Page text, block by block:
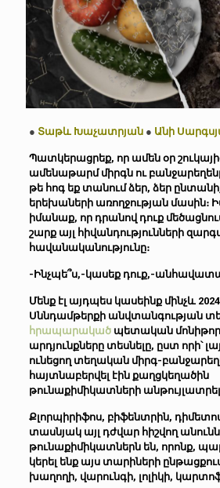
● Տաթև Խաչատրյան ● Անի
Պատկերացրեք, որ ամեն օր
ամենաթարմ միրգն ու
թե հոգ եք տանում ձեր, ձեր
երեխաների առողջության մասին։
իմանաք, որ դրանով դուք
շարք այլ հիվանդությունների
հավանականությունը։
-Ինչպե՞ս,-կասեք դուք,-
Մենք էլ այդպես կասեինք մինչև
Սննդամթերքի անվտանգության
հրապարակածպետական
արդյունքները տեսնելը, ըստ որի՝
ունեցող տեղական միրգ-
հայտնաբերվել էին քաղցկեղածին
թունաքիմիկատների
Քլորպիրիֆոս, բիֆենտրին,
տասնյակ այլ դժվար հիշվող
թունաքիմիկատներն են, որոնք,
կերել ենք այս տարիների
խաղողի, վարունգի, լոլիկի,